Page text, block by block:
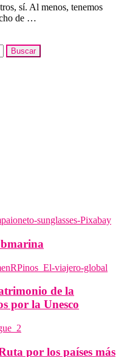
sí. Al menos, tenemos
de …
de la
por la Unesco
por los países más